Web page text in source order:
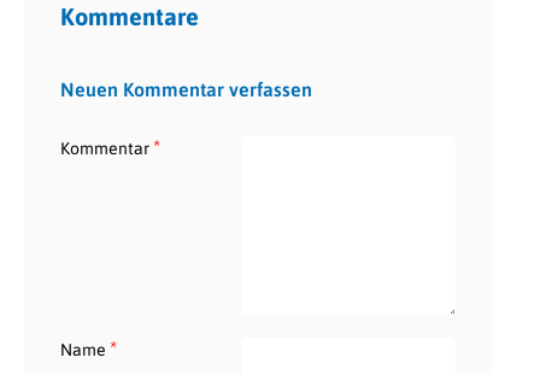
Kommentare
Neuen Kommentar verfassen
Kommentar*
Name *